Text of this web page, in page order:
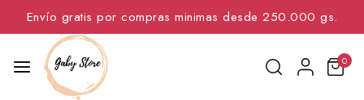
Envío gratis por compras minimas desde 250.000 gs.
0